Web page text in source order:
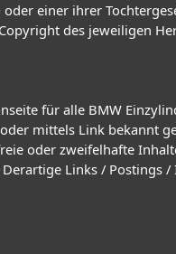
einer ihrer
des jeweiligen
für alle BMW
mittels Link bekannt
oder zweifelhafte
Links /